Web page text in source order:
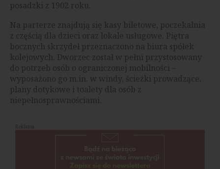
posadzki z 1902 roku.
Na parterze znajdują się kasy biletowe, poczekalnia
z częścią dla dzieci oraz lokale usługowe. Piętra
bocznych skrzydeł przeznaczono na biura spółek
kolejowych. Dworzec został w pełni przystosowany
do potrzeb osób o ograniczonej mobilności –
wyposażono go m.in. w windy, ścieżki prowadzące,
plany dotykowe i toalety dla osób z
niepełnosprawnościami.
Reklama